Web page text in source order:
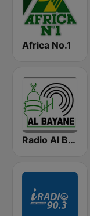
Africa No.1
Radio Al Bayane